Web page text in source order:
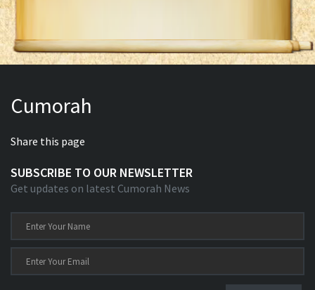
Cumorah
Share this page
SUBSCRIBE TO OUR NEWSLETTER
Get updates on latest Cumorah News